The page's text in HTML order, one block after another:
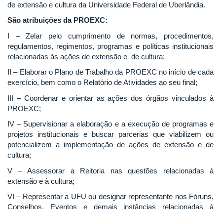
de extensão e cultura da Universidade Federal de Uberlândia.
São atribuições da PROEXC:
I – Zelar pelo cumprimento de normas, procedimentos,
regulamentos, regimentos, programas e políticas institucionais
relacionadas às ações de extensão e de cultura;
II – Elaborar o Plano de Trabalho da PROEXC no início de cada
exercício, bem como o Relatório de Atividades ao seu final;
III – Coordenar e orientar as ações dos órgãos vinculados à
PROEXC;
IV – Supervisionar a elaboração e a execução de programas e
projetos institucionais e buscar parcerias que viabilizem ou
potencializem a implementação de ações de extensão e de
cultura;
V – Assessorar a Reitoria nas questões relacionadas à
extensão e à cultura;
VI – Representar a UFU ou designar representante nos Fóruns,
Conselhos, Eventos e demais instâncias relacionadas à